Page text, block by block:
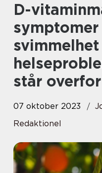
D-vitaminmangel og
symptomer
står overfor
07 oktober 2023
Redaktionel